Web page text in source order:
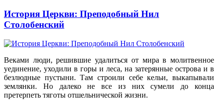
История Церкви: Преподобный Нил
Столобенский
Веками люди, решившие удалиться от мира в молитвенное
уединение, уходили в горы и леса, на затерянные острова и в
безлюдные пустыни. Там строили себе кельи, выкапывали
землянки. Но далеко не все из них сумели до конца
претерпеть тяготы отшельнической жизни.